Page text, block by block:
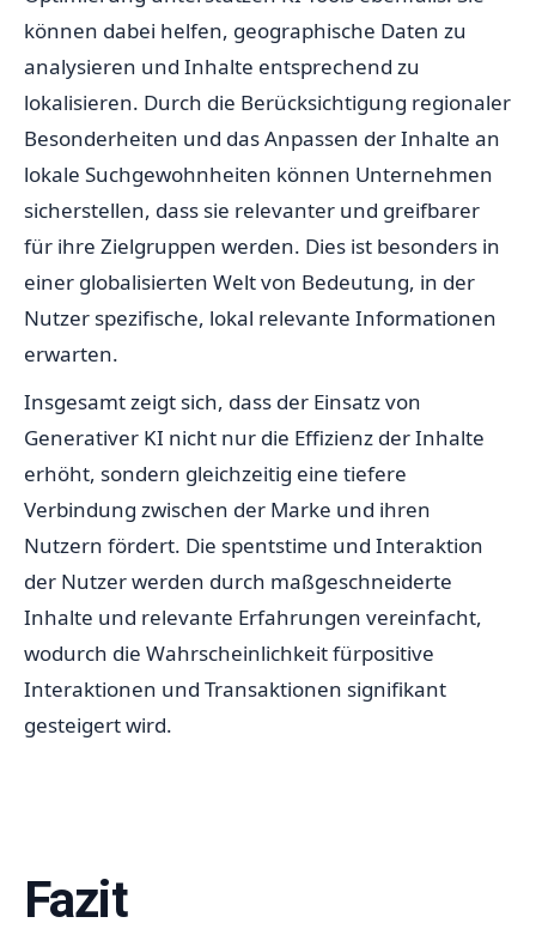
können dabei helfen, geographische Daten zu
analysieren und Inhalte entsprechend zu
lokalisieren. Durch die Berücksichtigung regionaler
Besonderheiten und das Anpassen der Inhalte an
lokale Suchgewohnheiten können Unternehmen
sicherstellen, dass sie relevanter und greifbarer
für ihre Zielgruppen werden. Dies ist besonders in
einer globalisierten Welt von Bedeutung, in der
Nutzer spezifische, lokal relevante Informationen
erwarten.
Insgesamt zeigt sich, dass der Einsatz von
Generativer KI nicht nur die Effizienz der Inhalte
erhöht, sondern gleichzeitig eine tiefere
Verbindung zwischen der Marke und ihren
Nutzern fördert. Die spentstime und Interaktion
der Nutzer werden durch maßgeschneiderte
Inhalte und relevante Erfahrungen vereinfacht,
wodurch die Wahrscheinlichkeit fürpositive
Interaktionen und Transaktionen signifikant
gesteigert wird.
Fazit